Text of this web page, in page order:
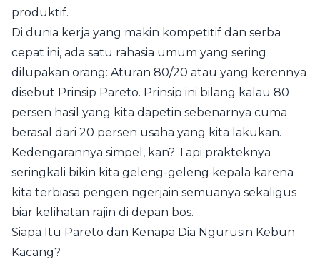
produktif.
Di dunia kerja yang makin kompetitif dan serba
cepat ini, ada satu rahasia umum yang sering
dilupakan orang: Aturan 80/20 atau yang kerennya
disebut Prinsip Pareto. Prinsip ini bilang kalau 80
persen hasil yang kita dapetin sebenarnya cuma
berasal dari 20 persen usaha yang kita lakukan.
Kedengarannya simpel, kan? Tapi prakteknya
seringkali bikin kita geleng-geleng kepala karena
kita terbiasa pengen ngerjain semuanya sekaligus
biar kelihatan rajin di depan bos.
Siapa Itu Pareto dan Kenapa Dia Ngurusin Kebun
Kacang?